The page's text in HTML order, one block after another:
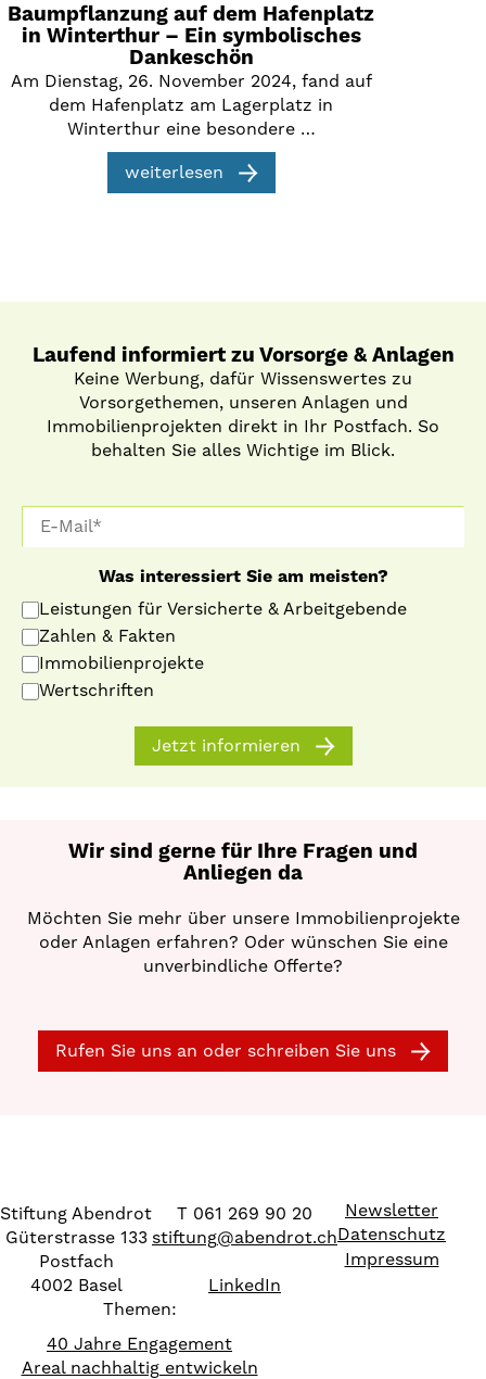
Baumpflanzung auf dem Hafenplatz
in Winterthur – Ein symbolisches
Dankeschön
Am Dienstag, 26. November 2024, fand auf
dem Hafenplatz am Lagerplatz in
Winterthur eine besondere …
weiterlesen
Laufend informiert zu Vorsorge & Anlagen
Keine Werbung, dafür Wissenswertes zu
Vorsorgethemen, unseren Anlagen und
Immobilienprojekten direkt in Ihr Postfach. So
behalten Sie alles Wichtige im Blick.
Was interessiert Sie am meisten?
Leistungen für Versicherte & Arbeitgebende
Zahlen & Fakten
Immobilienprojekte
Wertschriften
Jetzt informieren
Wir sind gerne für Ihre Fragen und
Anliegen da
Möchten Sie mehr über unsere Immobilienprojekte
oder Anlagen erfahren? Oder wünschen Sie eine
unverbindliche Offerte?
Rufen Sie uns an oder schreiben Sie uns
Stiftung Abendrot
Güterstrasse 133
Postfach
4002 Basel
T 061 269 90 20
stiftung@abendrot.ch
LinkedIn
Newsletter
Datenschutz
Impressum
Themen:
40 Jahre Engagement
Areal nachhaltig entwickeln